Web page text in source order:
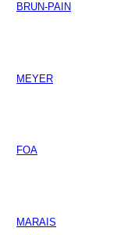
BRUN-PAIN
MEYER
FOA
MARAIS